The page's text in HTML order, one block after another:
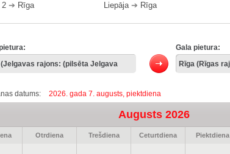
2 ➔ Rīga
Liepāja➔ Rīga
Gala pietura:
datums: 2026. gada 7. augusts, piektdiena
Augusts 2026
Otrdiena Trešdiena Ceturtdiena Piektdiena